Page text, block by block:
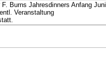
Burns Jahresdinners Anfang Juni
Veranstaltung